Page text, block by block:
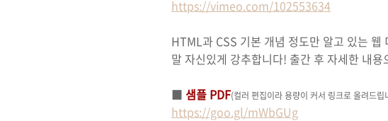
https://vimeo.com/102553634
HTML과 CSS 기본 개념 정도만 알고 있는
말 자신있게 강추합니다! 출간 후 자세한 내
■ 샘플 PDF(컬러 편집이라 용량이 커서 링크로 올려드립
https://goo.gl/mWbGUg